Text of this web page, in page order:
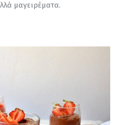
μαγειρέματα.